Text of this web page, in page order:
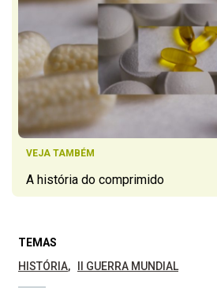
VEJA TAMBÉM
A história do comprimido
TEMAS
HISTÓRIA
II GUERRA MUNDIAL